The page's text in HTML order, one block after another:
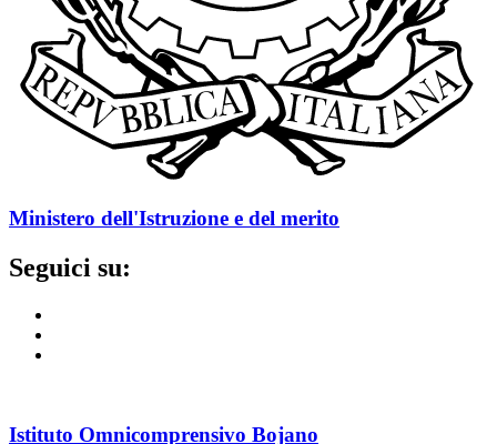
Ministero dell'Istruzione e del merito
Seguici su:
Istituto Omnicomprensivo Bojano